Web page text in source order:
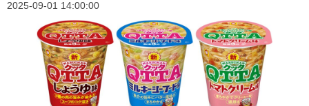
2025-09-01 14:00:00